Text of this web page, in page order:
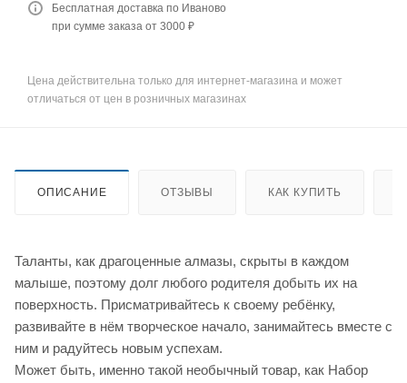
Бесплатная доставка по Иваново
при сумме заказа от 3000 ₽
Цена действительна только для интернет-магазина и может
отличаться от цен в розничных магазинах
ОПИСАНИЕ ОТЗЫВЫ КАК КУПИТЬ
Таланты, как драгоценные алмазы, скрыты в каждом
малыше, поэтому долг любого родителя добыть их на
поверхность. Присматривайтесь к своему ребёнку,
развивайте в нём творческое начало, занимайтесь вместе с
ним и радуйтесь новым успехам.
Может быть, именно такой необычный товар, как Набор